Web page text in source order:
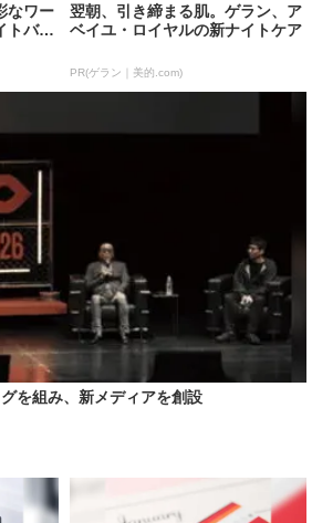
なワー
トバブ
翌朝、引き締まる肌。ゲラン、ア
ベイユ・ロイヤルの新ナイトケア
PR(ゲラン｜美的.com)
を組み、新メディアを創設